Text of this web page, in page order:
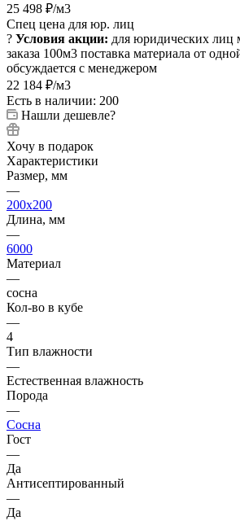
25 498 ₽/м3
Спец цена для юр. лиц
? Условия акции: для юридических лиц
заказа 100м3 поставка материала от
обсуждается с менеджером
22 184 ₽/м3
Есть в наличии: 200
Нашли дешевле?
Хочу в подарок
Характеристики
Размер, мм
—
200x200
Длина, мм
—
6000
Материал
—
сосна
Кол-во в кубе
—
4
Тип влажности
—
Естественная влажность
Порода
—
Сосна
Гост
—
Да
Антисептированный
—
Да